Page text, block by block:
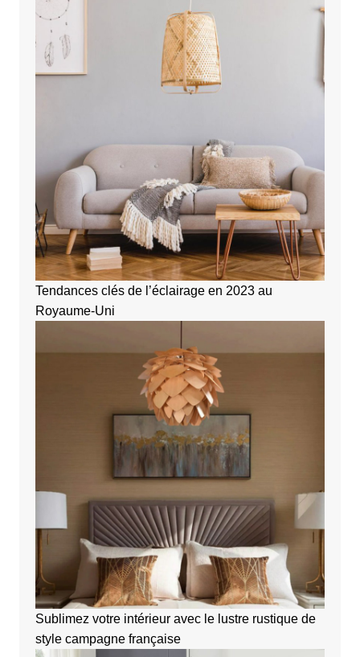
Tendances clés de l’éclairage en 2023 au
Royaume-Uni
Sublimez votre intérieur avec le lustre rustique de
style campagne française